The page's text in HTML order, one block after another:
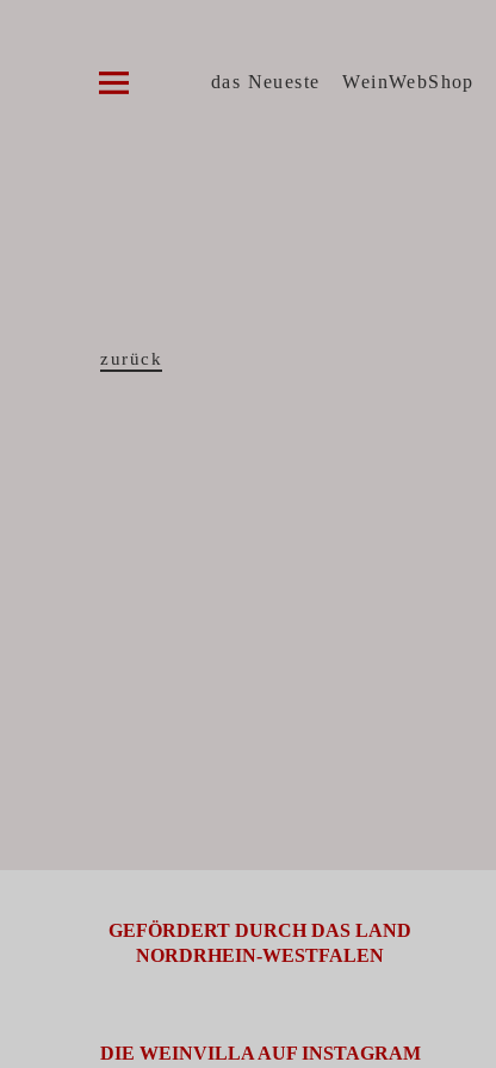
das Neueste WeinWebShop
zurück
GEFÖRDERT DURCH DAS LAND
NORDRHEIN-WESTFALEN
DIE WEINVILLA AUF INSTAGRAM